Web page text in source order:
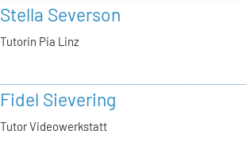
Stella Severson
Tutorin Pia Linz
Fidel Sievering
Tutor Videowerkstatt